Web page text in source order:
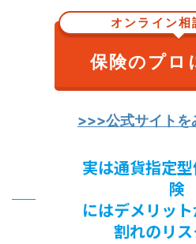
オンライン相
保険のプロ
>>>公式サイト
実は通貨指定
険
にはデメリッ
割れのリ